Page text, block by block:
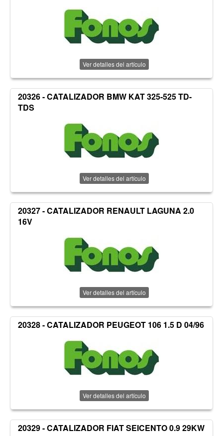
Ver detalles del artículo
20326 - CATALIZADOR BMW KAT 325-525 TD-
TDS
Ver detalles del artículo
20327 - CATALIZADOR RENAULT LAGUNA 2.0
16V
Ver detalles del artículo
20328 - CATALIZADOR PEUGEOT 106 1.5 D 04/96
Ver detalles del artículo
20329 - CATALIZADOR FIAT SEICENTO 0.9 29KW